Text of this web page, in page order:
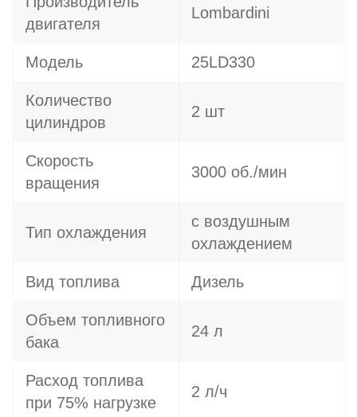
двигателя
Lombardini
Модель 25LD330
Количество
цилиндров
2 шт
Скорость
вращения
3000 об./мин
Тип охлаждения
с воздушным
охлаждением
Вид топлива Дизель
Объем топливного
бака
24 л
Расход топлива
при 75% нагрузке
2 л/ч